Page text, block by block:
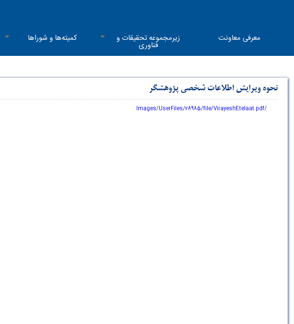
معرفی معاونت زیرمجموعه تحقیقات و
فناوری
کمیته‌ها و شوراها
نحوه ویرایش اطلاعات شخصی پژوهشگر
/Images/UserFiles/28985/file/VirayeshEtelaat.pdf